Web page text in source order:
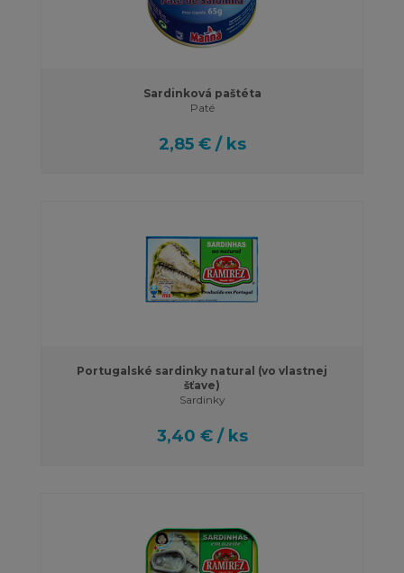
Sardinková paštéta
Paté
2,85 € / ks
Portugalské sardinky natural (vo vlastnej
šťave)
Sardinky
3,40 € / ks